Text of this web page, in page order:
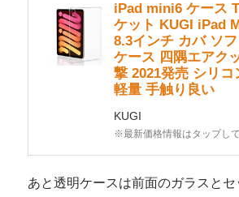
iPad mini6 ケース
ケット KUGI iPad
8.3インチ カバ ソ
ケース 四隅エアク
撃 2021発売 シリコ
軽量 手触り良い
KUGI
※最新価格情報はタップし
あと透明ケースは前面のガラスと